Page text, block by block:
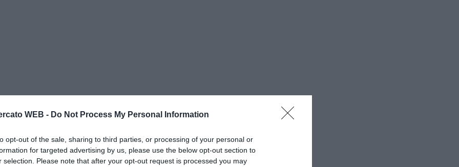
WEB - Do Not Process My Personal Information
opt-out of the sale, sharing to third parties, or processing of your personal or
for targeted advertising by us, please use the below opt-out section to
selection. Please note that after your opt-out request is processed you may
in campo De Vezze, con Cordova leggermente più
per sua stessa ammissione, troverà in Riganò